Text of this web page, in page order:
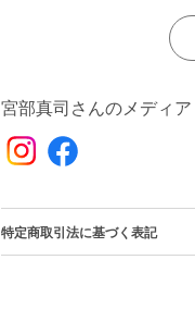
宮部真司さんのメディア
特定商取引法に基づく表記